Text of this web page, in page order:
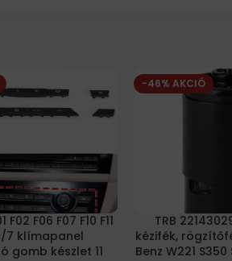
F02 F06 F07 F10 F11
7 klímapanel
gomb készlet 11
-46% AKCIÓ
TRB
kézifék,
Benz W221